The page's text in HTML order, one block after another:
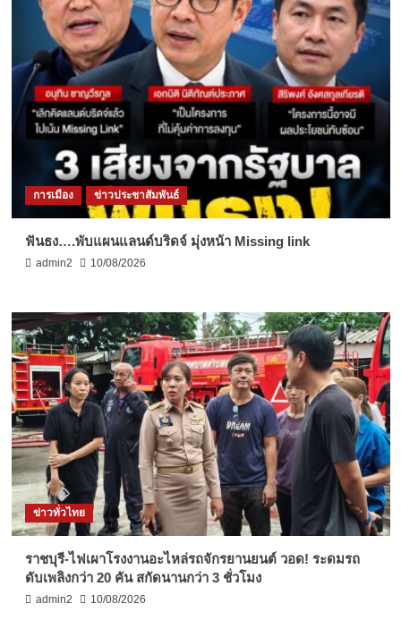
การเมือง ข่าวประชาสัมพันธ์
ฟันธง….พับแผนแลนด์บริดจ์ มุ่งหน้า Missing link
admin2 10/08/2026
ข่าวทั่วไทย
ราชบุรี-ไฟเผาโรงงานอะไหล่รถจักรยานยนต์ วอด! ระดมรถ
ดับเพลิงกว่า 20 คัน สกัดนานกว่า 3 ชั่วโมง
admin2 10/08/2026